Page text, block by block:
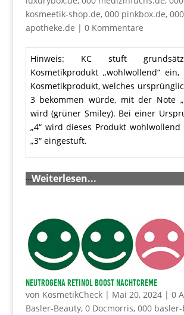
kosmeetik-shop.de, 000 pinkbox.de,
apotheke.de | 0 Kommentare
Hinweis: KC stuft
Kosmetikprodukt „wohlwollend“
Kosmetikprodukt, welches
3 bekommen würde, mit der Note
wird (grüner Smiley). Bei einer
„4“ wird dieses Produkt
„3“ eingestuft.
…Weiterlesen...
NEUTROGENA Retinol Boost Nachtcreme
von KosmetikCheck| Mai 20, 2024| 0
Basler-Beauty, 0 Docmorris, 000